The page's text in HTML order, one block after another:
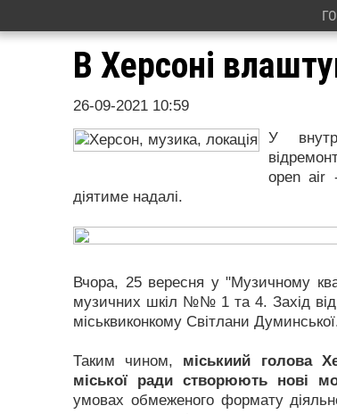
В Херсоні
26-09-2021 10:59
У
оpen air
діятиме надалі.
Вчора, 25 вересня у "Музичному
музичних шкіл №№ 1 та 4. Захід
міськвиконкому Світлани
Таким чином, міськиий голова
міської ради створюють нові
умовах обмеженого формату